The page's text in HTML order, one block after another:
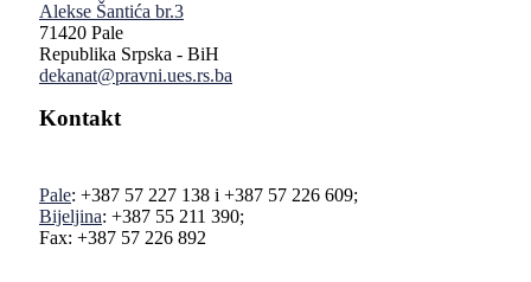
Alekse Šantića br.3
71420 Pale
Republika Srpska - BiH
dekanat@pravni.ues.rs.ba
Kontakt
Pale: +387 57 227 138 i +387 57 226 609;
Bijeljina: +387 55 211 390;
Fax: +387 57 226 892